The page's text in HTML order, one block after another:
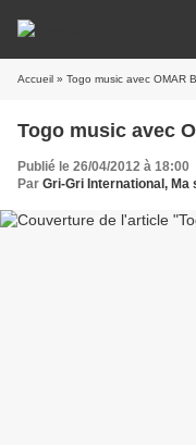
Accueil » Togo music avec OMAR
Togo music avec
Publié le 26/04/2012 à 18:00
Par Gri-Gri International, Ma